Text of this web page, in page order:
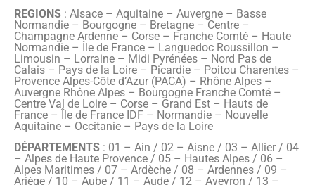
REGIONS : Alsace – Aquitaine – Auvergne – Basse
Normandie – Bourgogne – Bretagne – Centre –
Champagne Ardenne – Corse – Franche Comté – Haute
Normandie – Île de France – Languedoc Roussillon –
Limousin – Lorraine – Midi Pyrénées – Nord Pas de
Calais – Pays de la Loire – Picardie – Poitou Charentes –
Provence Alpes-Côte d’Azur (PACA) – Rhône Alpes –
Auvergne Rhône Alpes – Bourgogne Franche Comté –
Centre Val de Loire – Corse – Grand Est – Hauts de
France – Île de France IDF – Normandie – Nouvelle
Aquitaine – Occitanie – Pays de la Loire
DÉPARTEMENTS : 01 – Ain / 02 – Aisne / 03 – Allier / 04
– Alpes de Haute Provence / 05 – Hautes Alpes / 06 –
Alpes Maritimes / 07 – Ardèche / 08 – Ardennes / 09 –
Ariège / 10 – Aube / 11 – Aude / 12 – Aveyron / 13 –